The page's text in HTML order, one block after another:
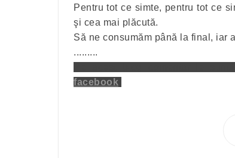
Pentru tot ce simte, pentru tot ce
şi cea mai plăcută.
Să ne consumăm până la final, iar
.........
facebook